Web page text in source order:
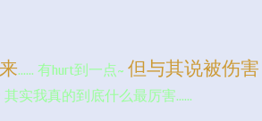
…… 有hurt到一点~ 但与其说被伤
其实我真的到底什么最厉害……